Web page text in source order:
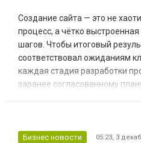
Создание сайта — это не
процесс, а чётко выстроенная
шагов. Чтобы итоговый
соответствовал ожиданиям
каждая стадия разработки
заранее согласованному
и сбор информации
Бизнес новости 05:23, 3